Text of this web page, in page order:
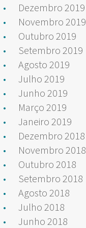
Dezembro 2019
Novembro 2019
Outubro 2019
Setembro 2019
Agosto 2019
Julho 2019
Junho 2019
Março 2019
Janeiro 2019
Dezembro 2018
Novembro 2018
Outubro 2018
Setembro 2018
Agosto 2018
Julho 2018
Junho 2018